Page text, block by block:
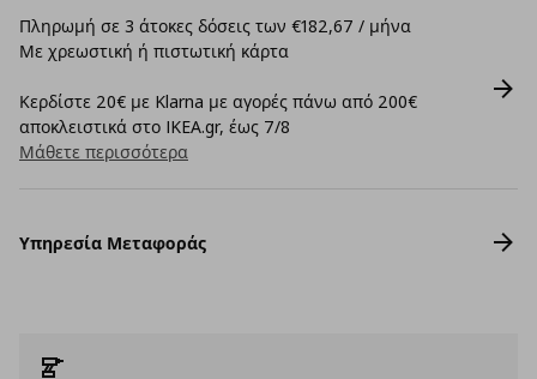
Πληρωμή σε 3 άτοκες δόσεις των €182,67 / μήνα
Με χρεωστική ή πιστωτική κάρτα
Κερδίστε 20€ με Klarna με αγορές πάνω από 200€
αποκλειστικά στο IKEA.gr, έως 7/8
Μάθετε περισσότερα
Υπηρεσία Μεταφοράς